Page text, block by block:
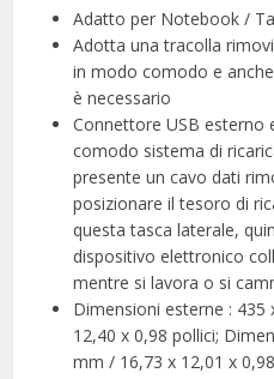
Adatto per Notebook /
Adotta una tracolla
in modo comodo e
è necessario
Connettore USB esterno
comodo sistema di
presente un cavo dati
posizionare il tesoro di
questa tasca laterale,
dispositivo elettronico
mentre si lavora o si
Dimensioni esterne :
12,40 x 0,98 pollici;
mm / 16,73 x 12,01 x